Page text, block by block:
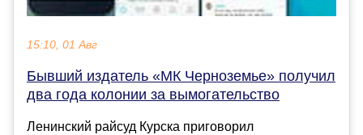
15:10, 01 Авг
Бывший издатель «МК Черноземье» получил
два года колонии за вымогательство
Ленинский райсуд Курска приговорил